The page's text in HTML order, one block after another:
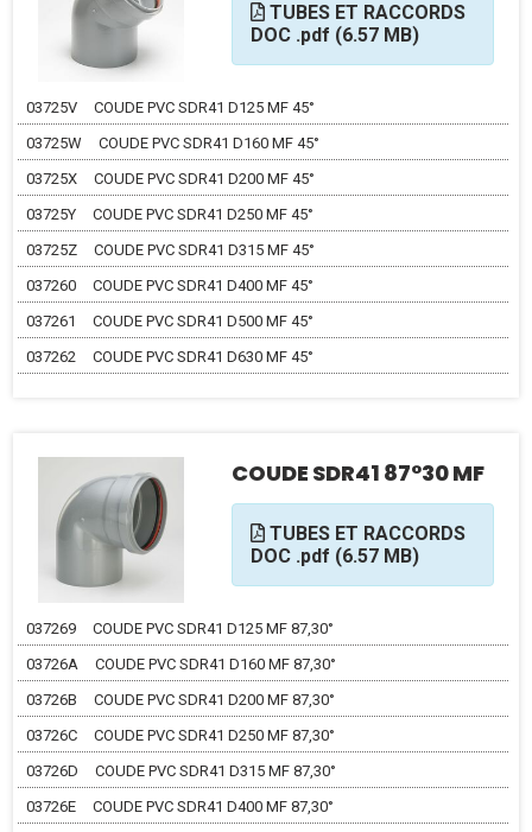
TUBES ET RACCORDS
DOC .pdf (6.57 MB)
03725V
COUDE PVC SDR41 D125 MF 45°
03725W
COUDE PVC SDR41 D160 MF 45°
03725X
COUDE PVC SDR41 D200 MF 45°
03725Y
COUDE PVC SDR41 D250 MF 45°
03725Z
COUDE PVC SDR41 D315 MF 45°
037260
COUDE PVC SDR41 D400 MF 45°
037261
COUDE PVC SDR41 D500 MF 45°
037262
COUDE PVC SDR41 D630 MF 45°
COUDE SDR41 87°30 MF
TUBES ET RACCORDS
DOC .pdf (6.57 MB)
037269
COUDE PVC SDR41 D125 MF 87,30°
03726A
COUDE PVC SDR41 D160 MF 87,30°
03726B
COUDE PVC SDR41 D200 MF 87,30°
03726C
COUDE PVC SDR41 D250 MF 87,30°
03726D
COUDE PVC SDR41 D315 MF 87,30°
03726E
COUDE PVC SDR41 D400 MF 87,30°